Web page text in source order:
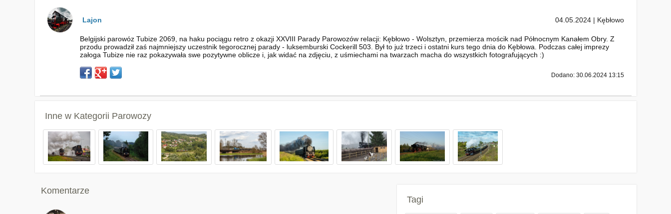
Lajon 04.05.2024 | Kębłowo
Belgijski parowóz Tubize 2069, na haku pociągu retro z okazji XXVIII Parady Parowozów relacji: Kębłowo - Wolsztyn, przemierza mościk nad Północnym Kanałem Obry. Z
przodu prowadził zaś najmniejszy uczestnik tegorocznej parady - luksemburski Cockerill 503. Był to już trzeci i ostatni kurs tego dnia do Kębłowa. Podczas całej imprezy
załoga Tubize nie raz pokazywała swe pozytywne oblicze i, jak widać na zdjęciu, z uśmiechami na twarzach macha do wszystkich fotografujących :)
Dodano: 30.06.2024 13:15
Inne w Kategorii Parowozy
Komentarze
Tagi